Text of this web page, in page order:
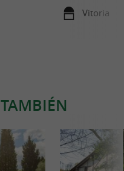
Vitoria
TAMBIÉN